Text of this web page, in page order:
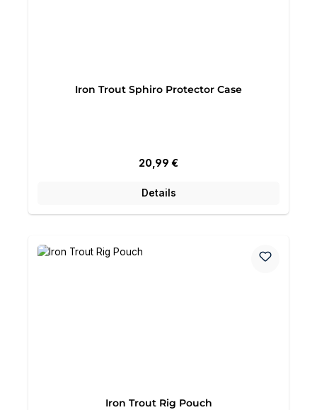
Iron Trout Sphiro Protector Case
Regulärer Preis:
20,99 €
Details
Iron Trout Rig Pouch